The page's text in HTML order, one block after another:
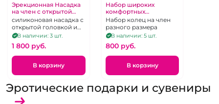
Эрекционная Насадка
на член c открытой
головкой "Pallas" из
силикона
силиконовая насадка с
открытой головкой и
подхватом для
В наличии: 3 шт.
1 800 pуб.
В корзину
Набор широких
комфортных
эрекционных колец
"Cock Rings" белые
разного размера
Набор колец на член
разного размера
В наличии: 5 шт.
800 pуб.
В корзину
Эротические подарки и сувениры